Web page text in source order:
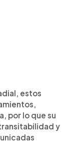
estos
por lo que su
y